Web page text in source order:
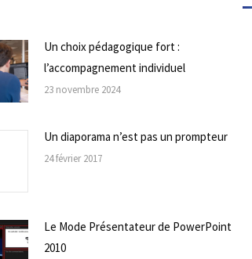
Un choix pédagogique fort :
l’accompagnement individuel
23 novembre 2024
Un diaporama n’est pas un prompteur
24 février 2017
Le Mode Présentateur de PowerPoint
2010